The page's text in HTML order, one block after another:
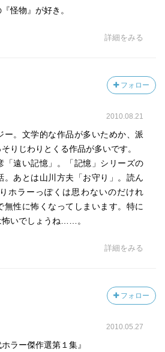
、妻とは別に関係を持った女がい
りつつもその場にはいない。そして
婦人科にかかっている事、局部から
な感覚を残すがそれ以上は語られな
じが強い
では一番印象に残る作品。主人公は
ら頼まれ雌猫を預かる。その後、
のような手紙が届き、猫を預かって
頼以上の好意を持たれていたので
ではないかというざらりとした嫌な
伺うように往復運動を繰り返す死者
押し潰し死なせてしまった子猫達
リとする嫌さと恐ろしさが積み重な
う願いが叶ってしまう、という不安
段々とつれなくなり、不調ばかり訴
怪物』が好き。
詳細をみる
フォロー
2010.08.21
ー。文学的な作品が多いためか、派
りじわりとくる作品が多いです。
「遠い記憶」。「記憶」シリーズの
。あとは山川方夫「お守り」。読ん
ホラーっぽくは思わないのだけれ
無性に怖くなってしまいます。特に
怖いでしょうね……。
詳細をみる
フォロー
2010.05.27
ラー傑作選第１集』